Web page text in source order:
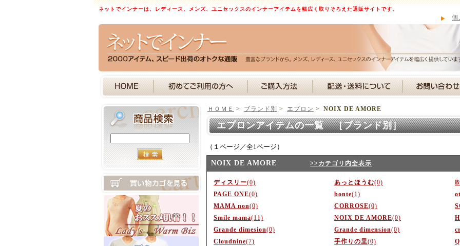
ネットでインナーは、レディース、メンズ、ユニセックスのインナーアイテムを幅広く取りそろえた通販サイトです。
個
ＨＯＭＥ > ブランド別 > エプロン > NOIX DE AMORE
エプロンアイテムの一覧 ［ブランド別］
（１ページ／全1ページ）
NOIX DE AMORE >>カテゴリ内全表示
ディスリー(0) あっとほうむ(0)
PAGE ONE(0) bonte(1)
MAMA non(0) CORROSE(0)
Smile mama(11) NOIX DE AMORE(0)
Grande dimesion(0) Grande dimension(0)
Cloudnine(7) 手作りの里(0)